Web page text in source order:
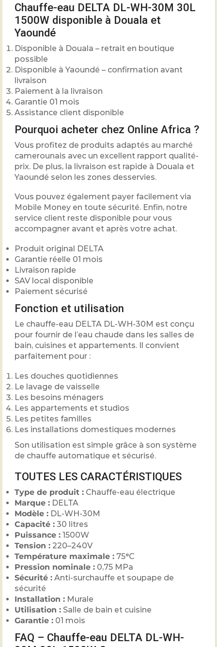
Chauffe-eau DELTA DL-WH-30M 30L
1500W disponible à Douala et
Yaoundé
Disponible à Douala – retrait en boutique
possible
Disponible à Yaoundé – confirmation avant
livraison
Paiement à la livraison
Garantie 01 mois
Assistance client disponible
Pourquoi acheter chez Online Africa ?
Vous profitez de produits adaptés au marché
camerounais avec un excellent rapport qualité-
prix. De plus, la livraison est rapide à Douala et
Yaoundé selon les zones desservies.
Vous pouvez également payer facilement via
Mobile Money en toute sécurité. Enfin, notre
service client reste disponible pour vous
accompagner avant et après votre achat.
Produit original DELTA
Garantie réelle 01 mois
Livraison rapide
SAV local disponible
Paiement sécurisé
Fonction et utilisation
Le chauffe-eau DELTA DL-WH-30M est conçu
pour fournir de l’eau chaude dans les salles de
bain, cuisines et appartements. Il convient
parfaitement pour :
Les douches quotidiennes
Le lavage de vaisselle
Les besoins ménagers
Les appartements et studios
Les petites familles
Les installations domestiques modernes
Son utilisation est simple grâce à son système
de chauffe automatique et sécurisé.
TOUTES LES CARACTÉRISTIQUES
Type de produit : Chauffe-eau électrique
Marque : DELTA
Modèle : DL-WH-30M
Capacité : 30 litres
Puissance : 1500W
Tension : 220–240V
Température maximale : 75°C
Pression nominale : 0,75 MPa
Sécurité : Anti-surchauffe et soupape de
sécurité
Installation : Murale
Utilisation : Salle de bain et cuisine
Garantie : 01 mois
FAQ – Chauffe-eau DELTA DL-WH-